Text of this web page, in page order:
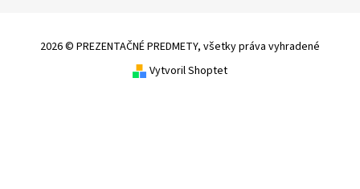
2026 © PREZENTAČNÉ PREDMETY, všetky práva vyhradené
Vytvoril Shoptet